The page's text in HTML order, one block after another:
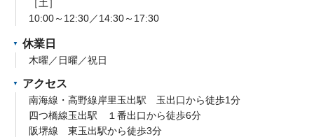
［土］
10:00～12:30／14:30～17:30
休業日
木曜／日曜／祝日
アクセス
南海線・高野線岸里玉出駅 玉出口から徒歩1分
四つ橋線玉出駅 １番出口から徒歩6分
阪堺線 東玉出駅から徒歩3分